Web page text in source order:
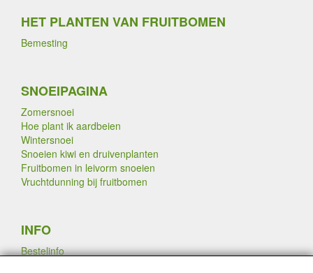
HET PLANTEN VAN FRUITBOMEN
Bemesting
SNOEIPAGINA
Zomersnoei
Hoe plant ik aardbeien
Wintersnoei
Snoeien kiwi en druivenplanten
Fruitbomen in leivorm snoeien
Vruchtdunning bij fruitbomen
INFO
Bestelinfo